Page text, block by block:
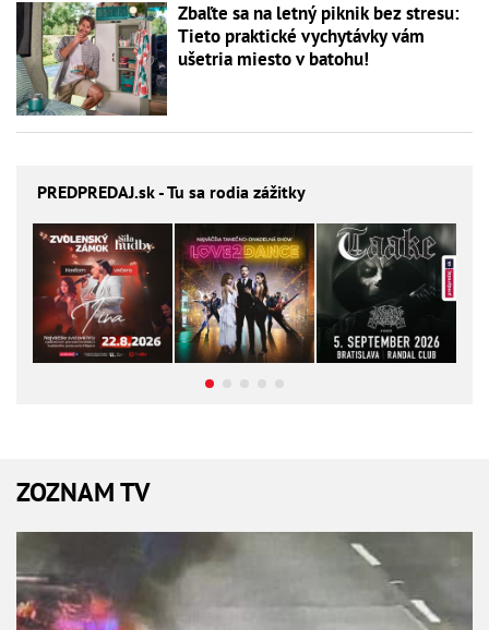
Zbaľte sa na letný piknik bez stresu:
Tieto praktické vychytávky vám
ušetria miesto v batohu!
PREDPREDAJ.sk - Tu sa rodia zážitky
ZOZNAM TV